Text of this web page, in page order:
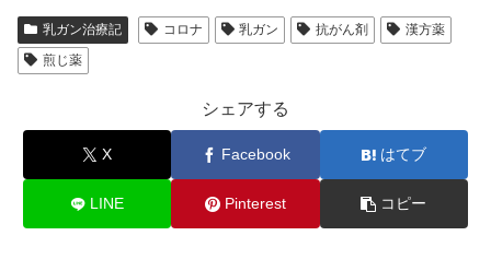
乳ガン治療記 コロナ 乳ガン 抗がん剤
漢方薬
煎じ薬
シェアする
X Facebook はてブ
LINE Pinterest コピー